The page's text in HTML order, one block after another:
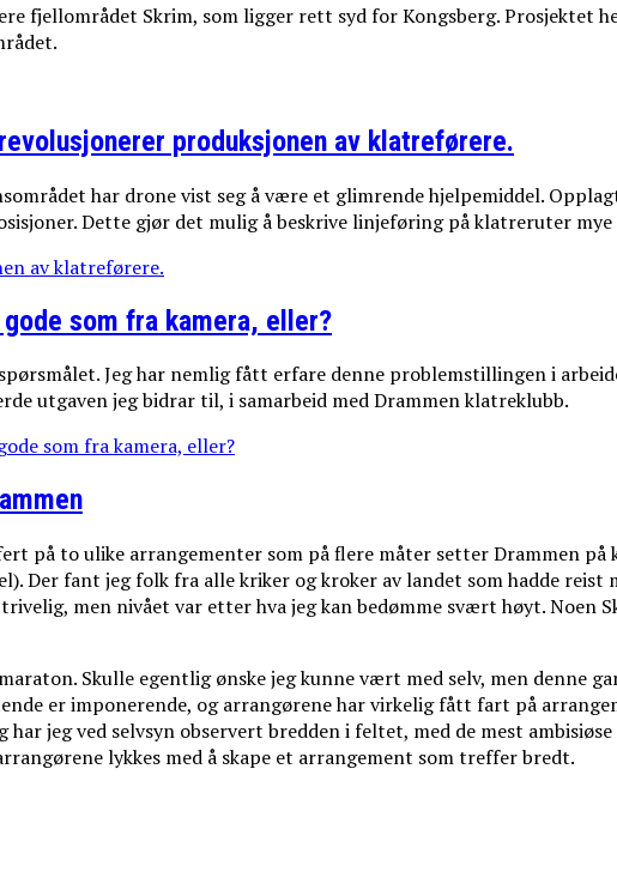
fjellområdet Skrim, som ligger rett syd for Kongsberg. Prosjektet
produksjonen av klatreførere.
har drone vist seg å være et glimrende hjelpemiddel.
Dette gjør det mulig å beskrive linjeføring på klatreruter
av klatreførere.
som fra kamera, eller?
Jeg har nemlig fått erfare denne problemstillingen i
utgaven jeg bidrar til, i samarbeid med Drammen klatreklubb.
som fra kamera, eller?
på to ulike arrangementer som på flere måter setter Drammen på
Der fant jeg folk fra alle kriker og kroker av landet som hadde
men nivået var etter hva jeg kan bedømme svært høyt. Noen
Skulle egentlig ønske jeg kunne vært med selv, men denne
er imponerende, og arrangørene har virkelig fått fart på
jeg ved selvsyn observert bredden i feltet, med de mest
lykkes med å skape et arrangement som treffer bredt.